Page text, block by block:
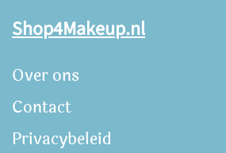
Shop4Makeup.nl
Over ons
Contact
Privacybeleid